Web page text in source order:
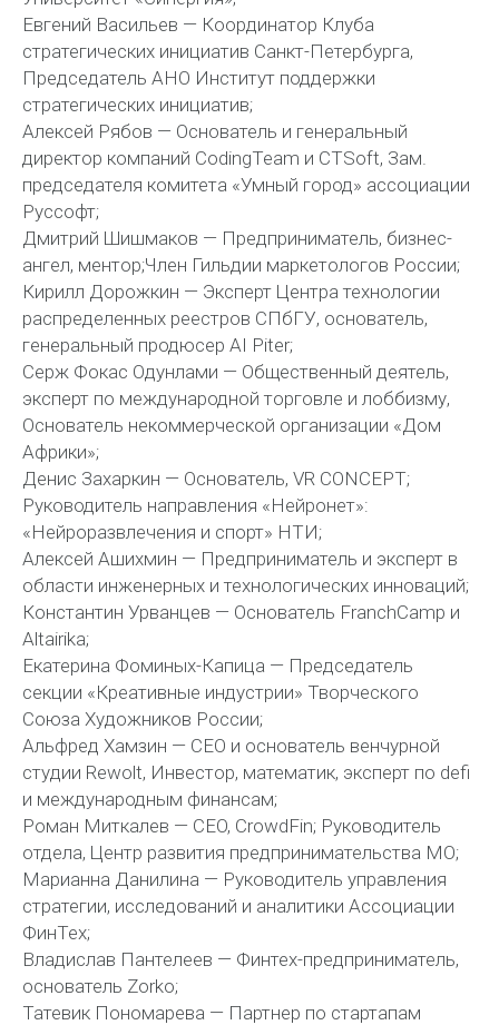
Евгений Васильев — Координатор Клуба
стратегических инициатив Санкт-Петербурга,
Председатель АНО Институт поддержки
стратегических инициатив;
Алексей Рябов — Основатель и генеральный
директор компаний CodingTeam и CTSoft, Зам.
председателя комитета «Умный город» ассоциации
Руссофт;
Дмитрий Шишмаков — Предприниматель, бизнес-
ангел, ментор;Член Гильдии маркетологов России;
Кирилл Дорожкин — Эксперт Центра технологии
распределенных реестров СПбГУ, основатель,
генеральный продюсер AI Piter;
Серж Фокас Одунлами — Общественный деятель,
эксперт по международной торговле и лоббизму,
Основатель некоммерческой организации «Дом
Африки»;
Денис Захаркин — Основатель, VR CONCEPT;
Руководитель направления «Нейронет»:
«Нейроразвлечения и спорт» НТИ;
Алексей Ашихмин — Предприниматель и эксперт в
области инженерных и технологических инноваций;
Константин Урванцев — Основатель FranchCamp и
Altairika;
Екатерина Фоминых-Капица — Председатель
секции «Креативные индустрии» Творческого
Союза Художников России;
Альфред Хамзин — CEO и основатель венчурной
студии Rewolt, Инвестор, математик, эксперт по defi
и международным финансам;
Роман Миткалев — CEO, CrowdFin; Руководитель
отдела, Центр развития предпринимательства МО;
Марианна Данилина — Руководитель управления
стратегии, исследований и аналитики Ассоциации
ФинТех;
Владислав Пантелеев — Финтех-предприниматель,
основатель Zorko;
Татевик Пономарева — Партнер по стартапам